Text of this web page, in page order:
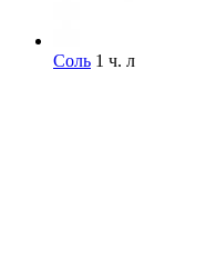
Соль 1 ч. л